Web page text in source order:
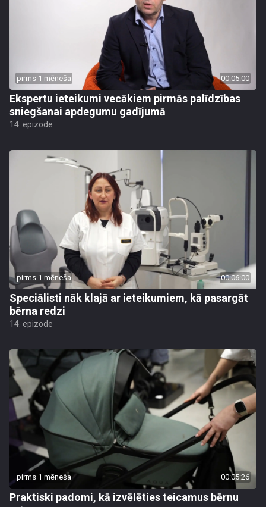
pirms 1 mēneša 00:05:00
Ekspertu ieteikumi vecākiem pirmās palīdzības
sniegšanai apdegumu gadījumā
14. epizode
pirms 1 mēneša 00:06:00
Speciālisti nāk klajā ar ieteikumiem, kā pasargāt
bērna redzi
14. epizode
pirms 1 mēneša 00:05:26
Praktiski padomi, kā izvēlēties teicamus bērnu